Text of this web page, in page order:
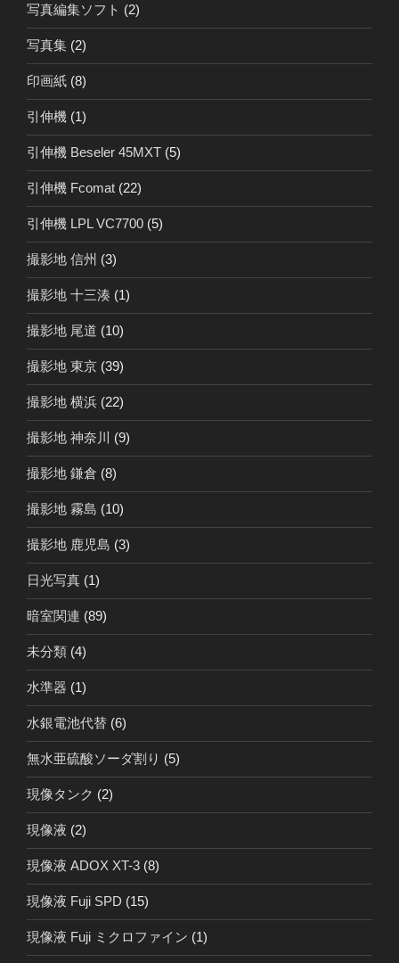
写真編集ソフト (2)
写真集 (2)
印画紙 (8)
引伸機 (1)
引伸機 Beseler 45MXT (5)
引伸機 Fcomat (22)
引伸機 LPL VC7700 (5)
撮影地 信州 (3)
撮影地 十三湊 (1)
撮影地 尾道 (10)
撮影地 東京 (39)
撮影地 横浜 (22)
撮影地 神奈川 (9)
撮影地 鎌倉 (8)
撮影地 霧島 (10)
撮影地 鹿児島 (3)
日光写真 (1)
暗室関連 (89)
未分類 (4)
水準器 (1)
水銀電池代替 (6)
無水亜硫酸ソーダ割り (5)
現像タンク (2)
現像液 (2)
現像液 ADOX XT-3 (8)
現像液 Fuji SPD (15)
現像液 Fuji ミクロファイン (1)